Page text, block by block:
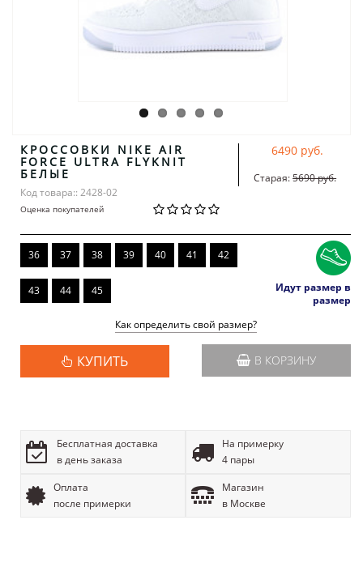
КРОССОВКИ NIKE AIR
FORCE ULTRA FLYKNIT
БЕЛЫЕ
Код товара:: 2428-02
Оценка покупателей
6490 руб.
Старая:5690 руб.
36 37 38 39 40 41 42
43 44 45
Идут размер в
размер
Как определить свой размер?
КУПИТЬ В КОРЗИНУ
Бесплатная доставка
в день заказа
На примерку
4 пары
Оплата
после примерки
Магазин
в Москве